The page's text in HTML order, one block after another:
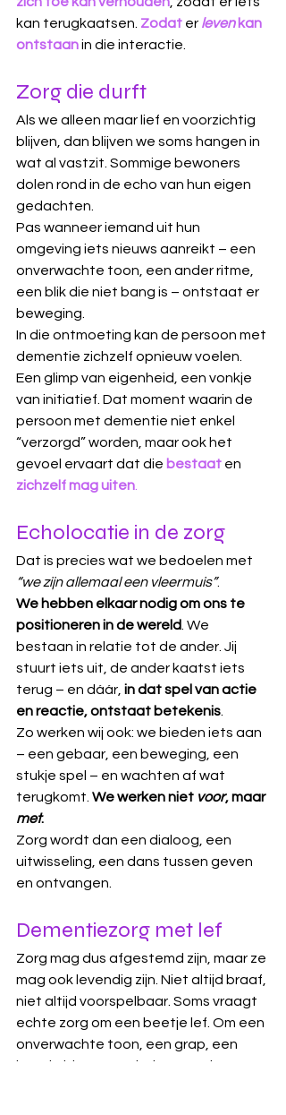
kan terugkaatsen. Zodat er leven kan
ontstaan in die interactie.
Zorg die durft
Als we alleen maar lief en voorzichtig
blijven, dan blijven we soms hangen in
wat al vastzit. Sommige bewoners
dolen rond in de echo van hun eigen
gedachten.
Pas wanneer iemand uit hun
omgeving iets nieuws aanreikt – een
onverwachte toon, een ander ritme,
een blik die niet bang is – ontstaat er
beweging.
In die ontmoeting kan de persoon met
dementie zichzelf opnieuw voelen.
Een glimp van eigenheid, een vonkje
van initiatief. Dat moment waarin de
persoon met dementie niet enkel
“verzorgd” worden, maar ook het
gevoel ervaart dat die bestaat en
zichzelf mag uiten
Echolocatie in de zorg
Dat is precies wat we bedoelen met
“we zijn allemaal een vleermuis”.
We hebben elkaar nodig om ons te
positioneren in de wereld . We
bestaan in relatie tot de ander. Jij
stuurt iets uit, de ander kaatst iets
terug – en dáár, in dat spel van actie
en reactie, ontstaat betekenis
Zo werken wij ook: we bieden iets aan
– een gebaar, een beweging, een
stukje spel – en wachten af wat
terugkomt. We werken niet voor, maar
met.
Zorg wordt dan een dialoog, een
uitwisseling, een dans tussen geven
en ontvangen.
Dementiezorg met lef
Zorg mag dus afgestemd zijn, maar ze
mag ook levendig zijn. Niet altijd braaf,
niet altijd voorspelbaar. Soms vraagt
echte zorg om een beetje lef. Om een
onverwachte toon, een grap, een
beetje binnenste-buiten.
het